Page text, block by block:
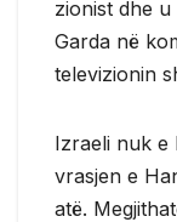
zionist dhe u
Garda në
televizionin
Izraeli nuk e
vrasjen e
atë.